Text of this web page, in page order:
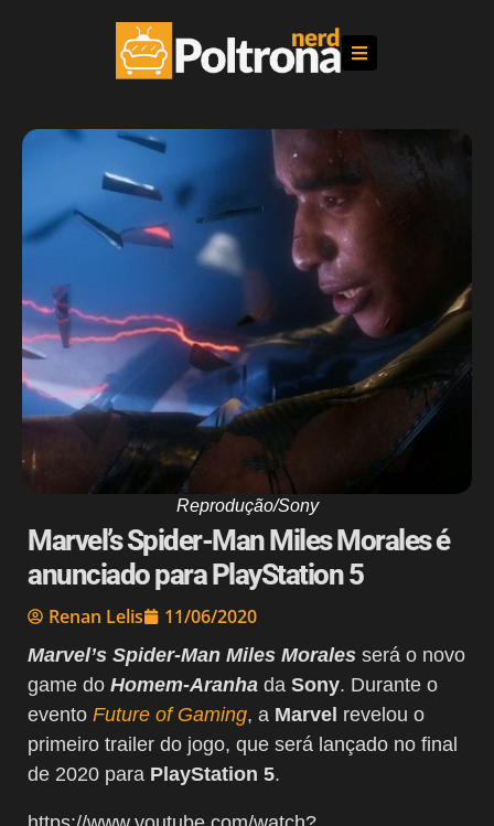
Reprodução/Sony
Marvel’s Spider-Man Miles Morales é
anunciado para PlayStation 5
Renan Lelis 11/06/2020
Marvel’s Spider-Man Miles Morales será o novo
game do Homem-Aranha da Sony. Durante o
evento Future of Gaming, a Marvel revelou o
primeiro trailer do jogo, que será lançado no final
de 2020 para PlayStation 5.